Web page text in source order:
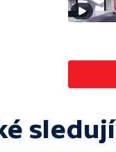
sledují